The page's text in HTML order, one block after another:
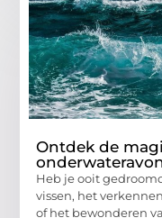
Ontdek de
Heb je ooit
vissen, het
of het bewonderen